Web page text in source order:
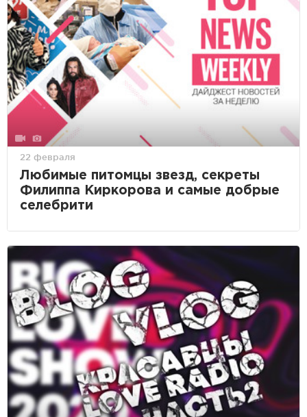
22 февраля
Любимые питомцы звезд, секреты
Филиппа Киркорова и самые добрые
селебрити